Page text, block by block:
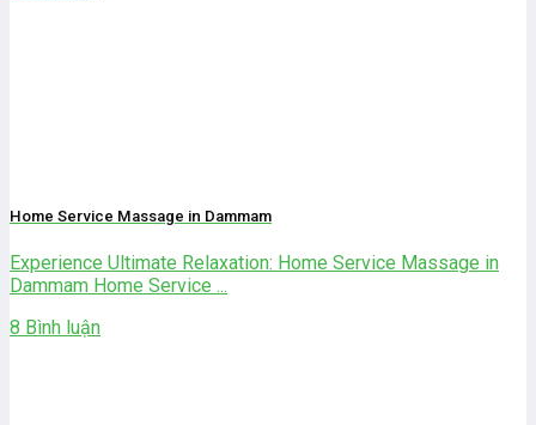
Home Service Massage in Dammam
Experience Ultimate Relaxation: Home Service Massage in
Dammam Home Service ...
8 Bình luận